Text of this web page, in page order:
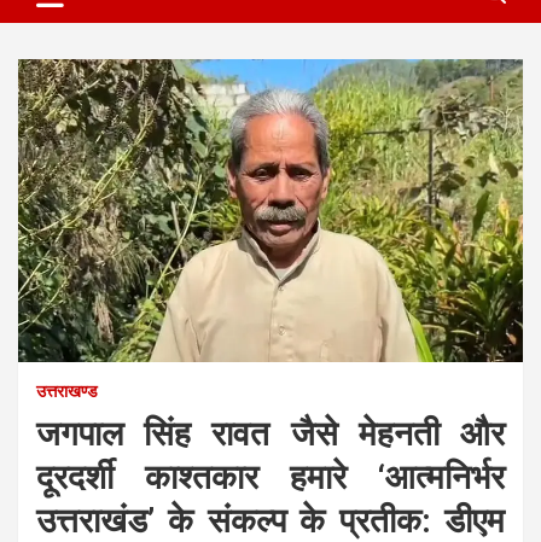
उत्तराखण्ड
जगपाल सिंह रावत जैसे मेहनती और
दूरदर्शी काश्तकार हमारे ‘आत्मनिर्भर
उत्तराखंड’ के संकल्प के प्रतीक: डीएम